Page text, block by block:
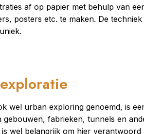
af op papier met behulp van
posters etc. te maken. De
wel urban exploring genoemd, is
gebouwen, fabrieken, tunnels en
wel belangrijk om hier